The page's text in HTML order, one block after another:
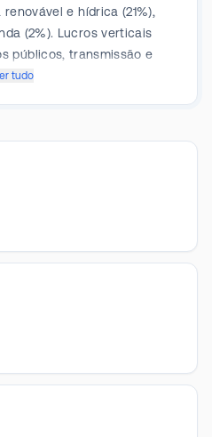
e hídrica (21%),
(2%). Lucros verticais
públicos, transmissão e
e marketing.
tudo